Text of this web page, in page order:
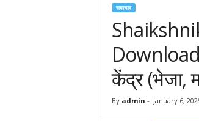
समाचार
Download
केंद्र (भेजा,
By admin - January 6,